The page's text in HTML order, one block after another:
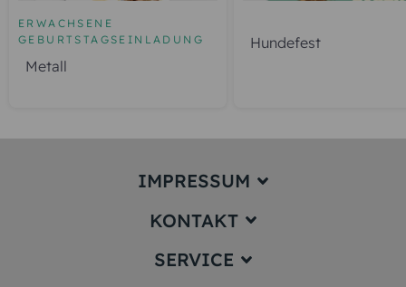
ERWACHSENE
GEBURTSTAGSEINLADUNG
Metall
Hundefest
IMPRESSUM
Impressum
KONTAKT
service@karten-paradies.de
SERVICE